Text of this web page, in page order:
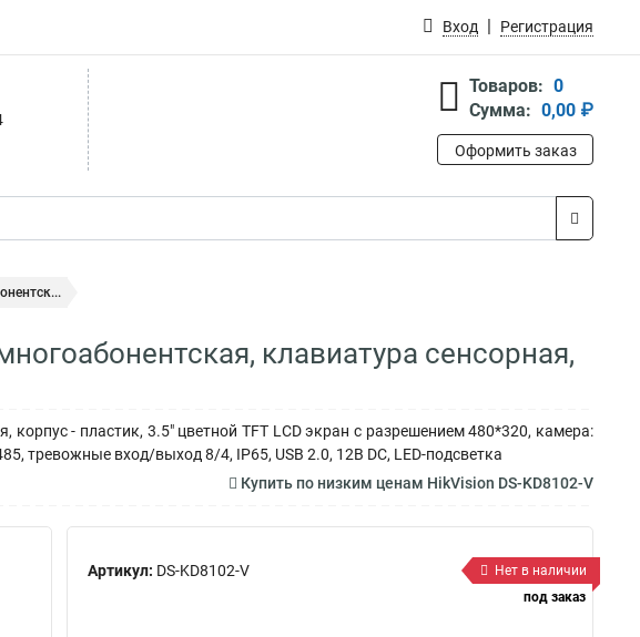
Вход Регистрация
Товаров: 0
Сумма: 0,00 ₽
Оформить заказ
клавиатура сенсорная,
- пластик, 3.5" цветной TFT LCD экран с разрешением 480*320, камера:
тревожные вход/выход 8/4, IP65, USB 2.0, 12В DC, LED-подсветка
Купить по низким ценам HikVision DS-KD8102-V
Артикул: DS-KD8102-V
Нет в наличии
под заказ